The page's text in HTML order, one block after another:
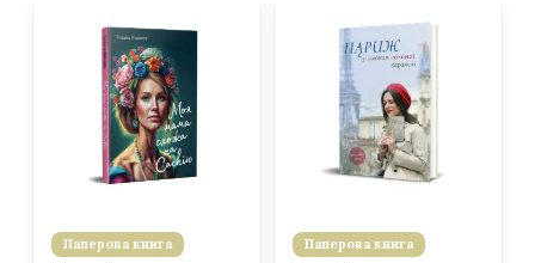
Паперова книга Паперова книга